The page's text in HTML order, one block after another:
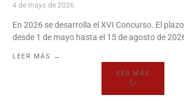
4 de mayo de 2026
En 2026 se desarrolla el XVI Concurso. El
desde 1 de mayo hasta el 15 de agosto de
LEER MÁS →
VER MÁS